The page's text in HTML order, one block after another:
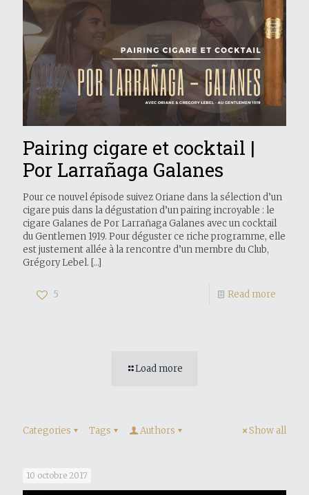
Pairing cigare et cocktail |
Por Larrañaga Galanes
Pour ce nouvel épisode suivez Oriane dans la sélection d’un
cigare puis dans la dégustation d’un pairing incroyable : le
cigare Galanes de Por Larrañaga Galanes avec un cocktail
du Gentlemen 1919. Pour déguster ce riche programme, elle
est justement allée à la rencontre d’un membre du Club,
Grégory Lebel. […]
5 Read more
Load more
Categories Tags Authors Show all
10 octobre 2017